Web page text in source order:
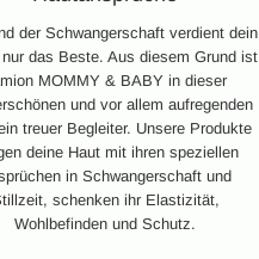
der Schwangerschaft verdient dein
nur das Beste. Aus diesem Grund ist
MOMMY & BABY in dieser
und vor allem aufregenden
treuer Begleiter. Unsere Produkte
deine Haut mit ihren speziellen
in Schwangerschaft und
schenken ihr Elastizität,
Wohlbefinden und Schutz.